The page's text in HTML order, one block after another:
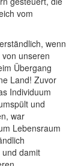
vom
wenn
unseren
Übergang
Land! Zuvor
Individuum
und
war
Lebensraum
damit